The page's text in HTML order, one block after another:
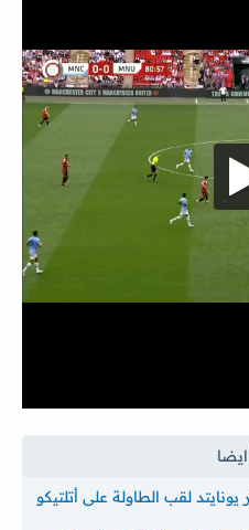
لقب الطاولة على أتلتيكو